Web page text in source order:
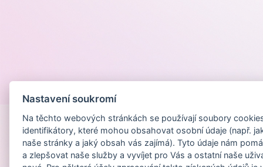
Nastavení soukromí
Na těchto webových stránkách se používají soubory
identifikátory, které mohou obsahovat osobní údaje (např.
naše stránky a jaký obsah vás zajímá). Tyto údaje nám
a zlepšovat naše služby a vyvíjet pro Vás a ostatní naše